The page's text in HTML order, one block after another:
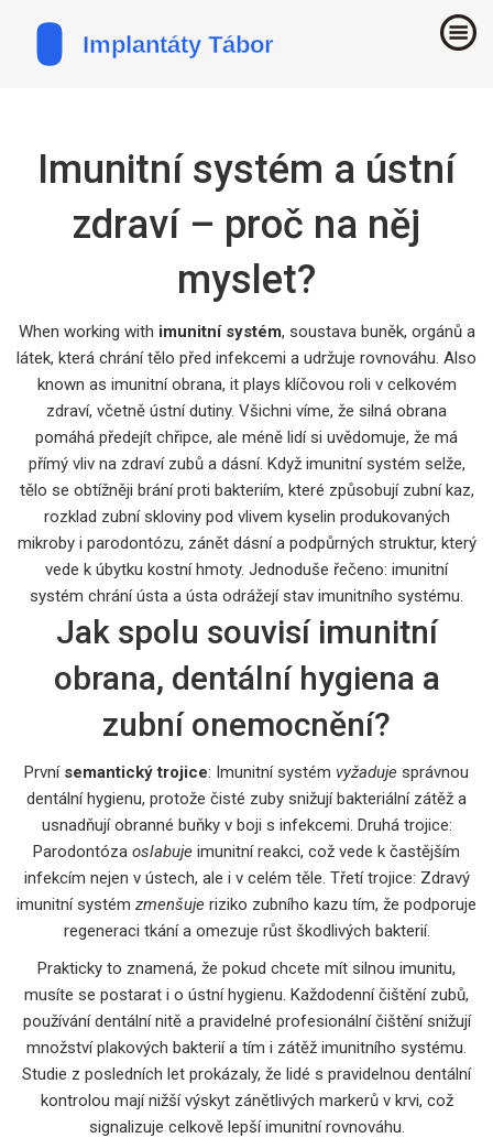
Imunitní systém a ústní
zdraví – proč na něj
myslet?
When working with imunitní systém, soustava buněk, orgánů a
látek, která chrání tělo před infekcemi a udržuje rovnováhu. Also
known as imunitní obrana, it plays klíčovou roli v celkovém
zdraví, včetně ústní dutiny. Všichni víme, že silná obrana
pomáhá předejít chřipce, ale méně lidí si uvědomuje, že má
přímý vliv na zdraví zubů a dásní. Když imunitní systém selže,
tělo se obtížněji brání proti bakteriím, které způsobují zubní kaz,
rozklad zubní skloviny pod vlivem kyselin produkovaných
mikrobyi parodontózu, zánět dásní a podpůrných struktur, který
vede k úbytku kostní hmoty. Jednoduše řečeno: imunitní
systém chrání ústa a ústa odrážejí stav imunitního systému.
Jak spolu souvisí imunitní
obrana, dentální hygiena a
zubní onemocnění?
První semantický trojice: Imunitní systém vyžaduje správnou
dentální hygienu, protože čisté zuby snižují bakteriální zátěž a
usnadňují obranné buňky v boji s infekcemi. Druhá trojice:
Parodontóza oslabuje imunitní reakci, což vede k častějším
infekcím nejen v ústech, ale i v celém těle. Třetí trojice: Zdravý
imunitní systém zmenšuje riziko zubního kazu tím, že podporuje
regeneraci tkání a omezuje růst škodlivých bakterií.
Prakticky to znamená, že pokud chcete mít silnou imunitu,
musíte se postarat i o ústní hygienu. Každodenní čištění zubů,
používání dentální nitě a pravidelné profesionální čištění snižují
množství plakových bakterií a tím i zátěž imunitního systému.
Studie z posledních let prokázaly, že lidé s pravidelnou dentální
kontrolou mají nižší výskyt zánětlivých markerů v krvi, což
signalizuje celkově lepší imunitní rovnováhu.